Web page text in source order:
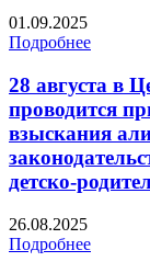
01.09.2025
Подробнее
28 августа в
проводится
взыскания
детско-
26.08.2025
Подробнее